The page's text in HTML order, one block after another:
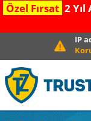
Özel Fırsat 2 Yıl
IP